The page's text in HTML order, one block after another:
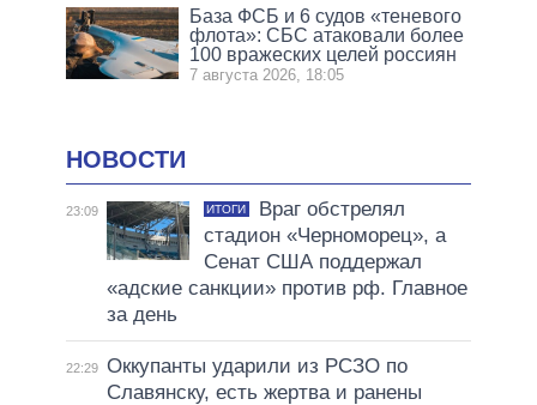
База ФСБ и 6 судов «теневого
флота»: СБС атаковали более
100 вражеских целей россиян
7 августа 2026, 18:05
НОВОСТИ
23:09 ИТОГИ
Враг обстрелял
стадион «Черноморец», а
Сенат США поддержал
«адские санкции» против рф. Главное
за день
22:29 Оккупанты ударили из РСЗО по
Славянску, есть жертва и ранены